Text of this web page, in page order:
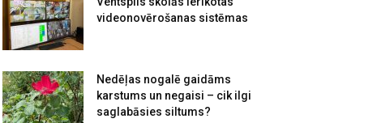
videonovērošanas sistēmas
Nedēļas nogalē gaidāms
karstums un negaisi – cik ilgi
saglabāsies siltums?